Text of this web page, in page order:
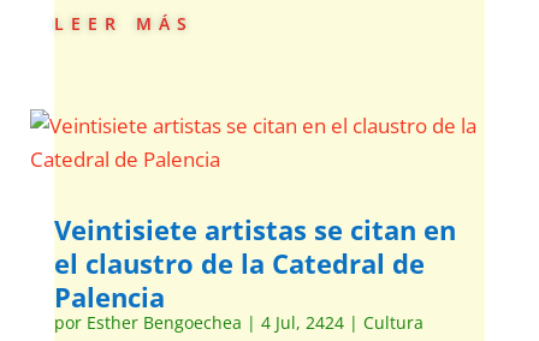
leer más
Veintisiete artistas se citan en
el claustro de la Catedral de
Palencia
por Esther Bengoechea | 4 Jul, 2424| Cultura